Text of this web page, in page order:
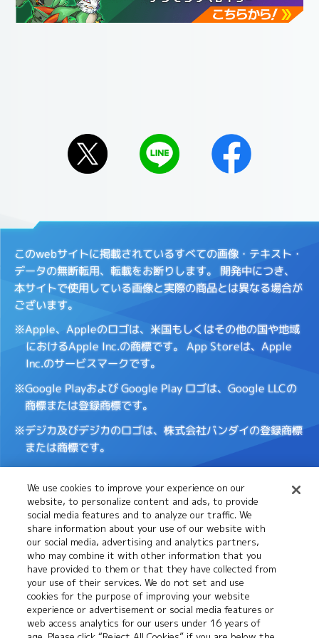
このwebサイトに掲載されているすべての画像・テキスト・
データの無断転用、転載をお断りします。 開発中につき、
本サイトで使用している画像と実際の商品とは異なる場合が
ございます。
※Apple、Appleのロゴは、米国もしくはその他の国や地域
におけるApple Inc.の商標です。 App Storeは、Apple
Inc.のサービスマークです。
※Google Playおよび Google Play ロゴは、Google LLCの
商標または登録商標です。
※デジカ及びデジカのロゴは、株式会社バンダイの登録商標
または商標です。
推奨環境について Cookies
Settings
プライバシーポリシー プライバシーノーティス
お問い合わせ
We use cookies to improve your experience on our
website, to personalize content and ads, to provide
social media features and to analyze our traffic. We
share information about your use of our website with
our social media, advertising and analytics partners,
who may combine it with other information that you
have provided to them or that they have collected from
your use of their services. We do not set and use
cookies for the purpose of improving your website
experience or advertisement or social media features or
web access analytics for our users under 16 years of